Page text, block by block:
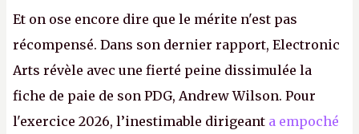
Et on ose encore dire que le mérite n'est pas
récompensé. Dans son dernier rapport, Electronic
Arts révèle avec une fierté peine dissimulée la
fiche de paie de son PDG, Andrew Wilson. Pour
l'exercice 2026, l’inestimable dirigeant a empoché